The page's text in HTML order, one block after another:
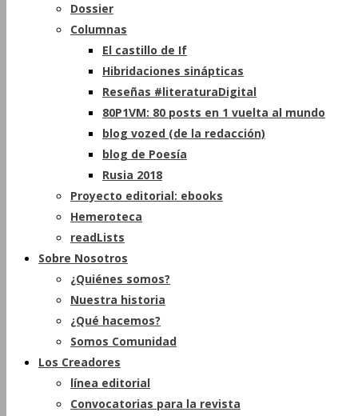
Dossier
Columnas
El castillo de If
Hibridaciones sinápticas
Reseñas #literaturaDigital
80P1VM: 80 posts en 1 vuelta al mundo
blog vozed (de la redacción)
blog de Poesía
Rusia 2018
Proyecto editorial: ebooks
Hemeroteca
readLists
Sobre Nosotros
¿Quiénes somos?
Nuestra historia
¿Qué hacemos?
Somos Comunidad
Los Creadores
línea editorial
Convocatorias para la revista